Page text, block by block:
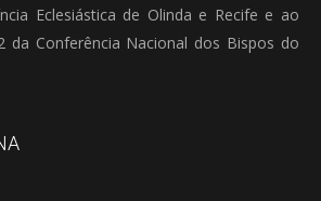
Eclesiástica de Olinda e Recife e ao
da Conferência Nacional dos Bispos do